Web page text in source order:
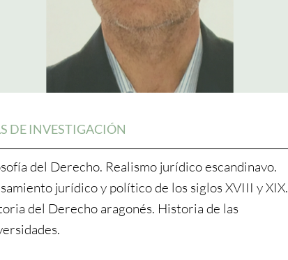
DE INVESTIGACIÓN
del Derecho. Realismo jurídico escandinavo.
jurídico y político de los siglos XVIII y XIX.
del Derecho aragonés. Historia de las